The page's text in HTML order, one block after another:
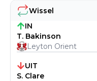
Wissel
IN
T. Bakinson
Leyton Orient
UIT
S. Clare